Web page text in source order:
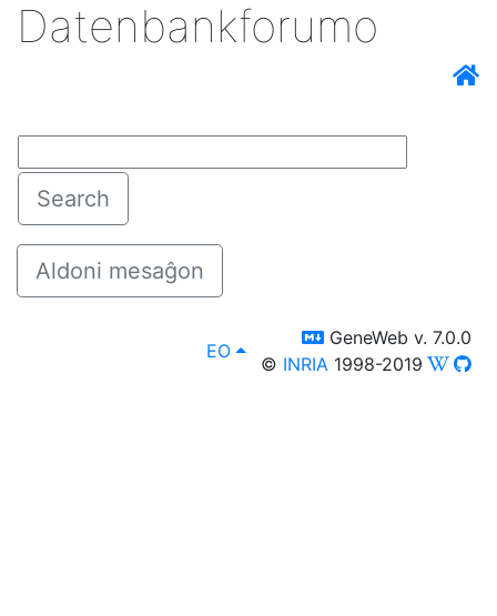
Datenbankforumo
Search
Aldoni mesaĝon
lang
EO, Vi povas elekti alian lingvon
switch to templm
GeneWeb v. 7.0.0
© INRIA 1998-2019